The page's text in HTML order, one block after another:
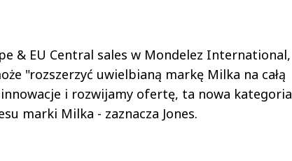
& EU Central sales w Mondelez International,
"rozszerzyć uwielbianą markę Milka na całą
i rozwijamy ofertę, ta nowa kategoria
marki Milka - zaznacza Jones.